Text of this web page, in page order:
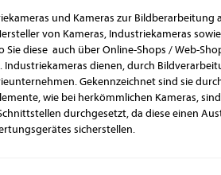
und Kameras zur Bildberarbeitung
von Kameras, Industriekameras
diese auch über Online-Shops / Web-
dienen, durch
Gekennzeichnet sind sie
wie bei herkömmlichen Kameras,
durchgesetzt, da diese einen
sicherstellen.